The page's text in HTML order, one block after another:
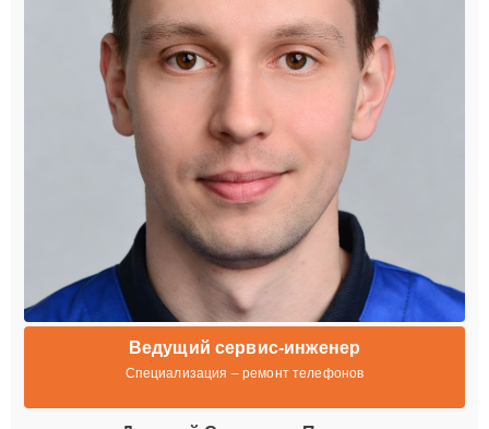
Ведущий сервис-инженер
Специализация – ремонт телефонов